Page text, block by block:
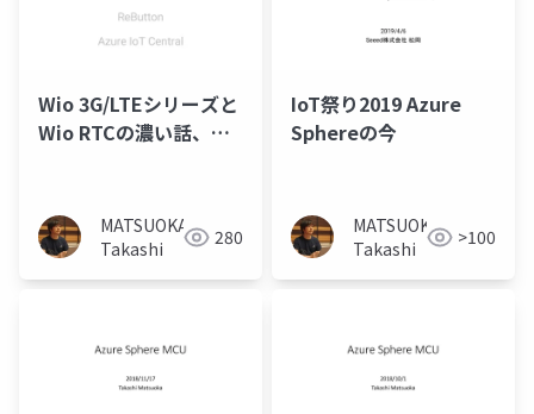
Wio 3G/LTEシリーズと
Wio RTCの濃い話、
MATSUOKA
Takashi
280
IoT祭り2019 Azure
Sphereの今
MATSUOKA
Takashi
>100